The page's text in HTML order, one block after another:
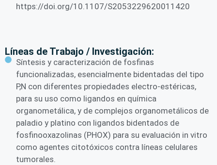
https://doi.org/10.1107/S2053229620011420
Líneas de Trabajo / Investigación:
Síntesis y caracterización de fosfinas
funcionalizadas, esencialmente bidentadas del tipo
P,N con diferentes propiedades electro-estéricas,
para su uso como ligandos en química
organometálica, y de complejos organometálicos de
paladio y platino con ligandos bidentados de
fosfinooxazolinas (PHOX) para su evaluación in vitro
como agentes citotóxicos contra líneas celulares
tumorales.